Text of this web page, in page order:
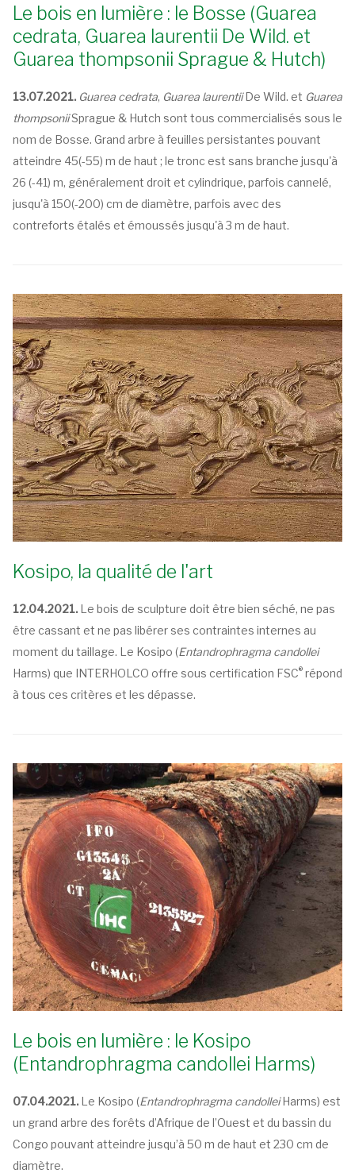
Le bois en lumière : le Bosse (Guarea
cedrata, Guarea laurentii De Wild. et
Guarea thompsonii Sprague & Hutch)
13.07.2021. Guarea cedrata, Guarea laurentiiDe Wild. et Guarea
thompsoniiSprague & Hutch sont tous commercialisés sous le
nom de Bosse. Grand arbre à feuilles persistantes pouvant
atteindre 45(-55) m de haut ; le tronc est sans branche jusqu'à
26 (-41) m, généralement droit et cylindrique, parfois cannelé,
jusqu'à 150(-200) cm de diamètre, parfois avec des
contreforts étalés et émoussés jusqu'à 3 m de haut.
Kosipo, la qualité de l'art
12.04.2021. Le bois de sculpture doit être bien séché, ne pas
être cassant et ne pas libérer ses contraintes internes au
moment du taillage. Le Kosipo (Entandrophragma candollei
Harms) que INTERHOLCO offre sous certification FSC® répond
à tous ces critères et les dépasse.
Le bois en lumière : le Kosipo
(Entandrophragma candollei Harms)
07.04.2021. Le Kosipo (Entandrophragma candolleiHarms) est
un grand arbre des forêts d’Afrique de l’Ouest et du bassin du
Congo pouvant atteindre jusqu’à 50 m de haut et 230 cm de
diamètre.